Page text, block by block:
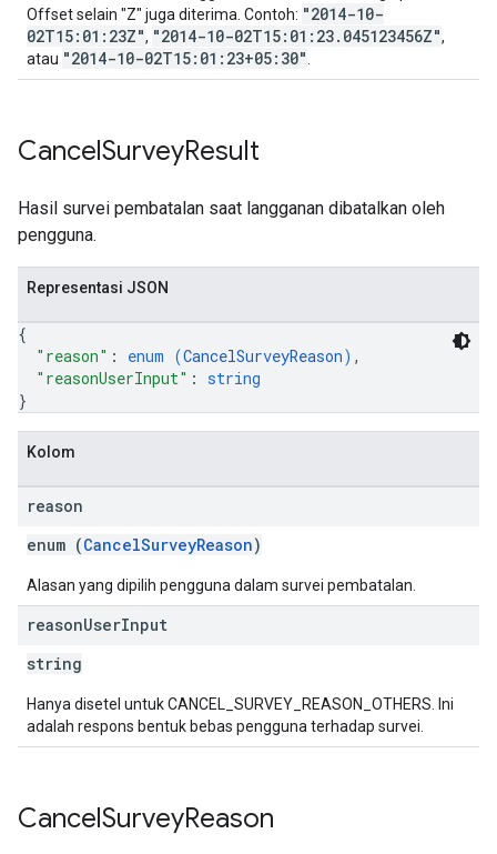
Offset selain "Z" juga diterima. Contoh: "2014-10-
02T15:01:23Z", "2014-10-02T15:01:23.045123456Z",
atau "2014-10-02T15:01:23+05:30"
CancelSurveyResult
Hasil survei pembatalan saat langganan dibatalkan oleh
pengguna.
Representasi JSON
{
"reason" : enum (CancelSurveyReason) ,
"reasonUserInput" : string
}
Kolom
reason
enum (CancelSurveyReason)
Alasan yang dipilih pengguna dalam survei pembatalan.
reasonUserInput
string
Hanya disetel untuk CANCEL_SURVEY_REASON_OTHERS. Ini
adalah respons bentuk bebas pengguna terhadap survei.
CancelSurveyReason